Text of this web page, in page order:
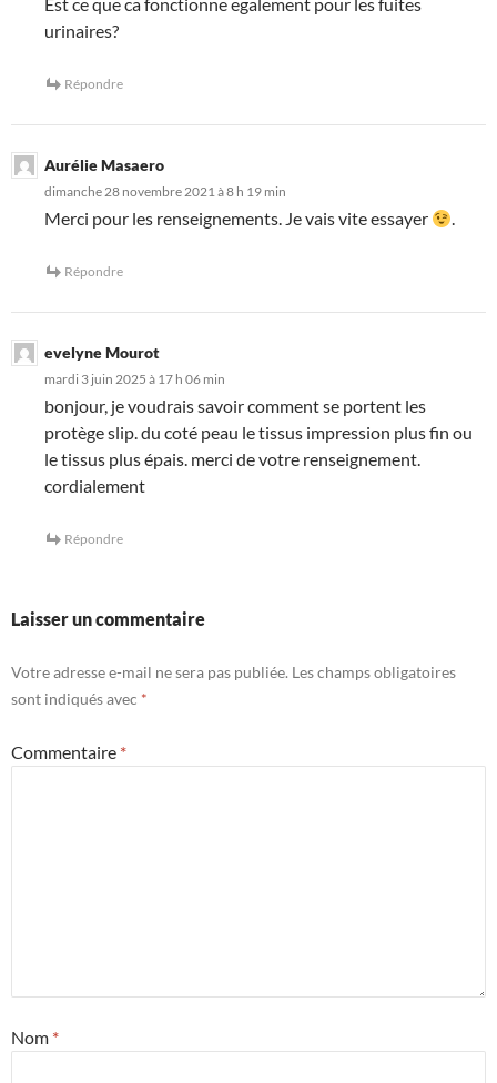
urinaires?
Répondre
Aurélie Masaero
dimanche 28 novembre 2021 à 8 h 19 min
Merci pour les renseignements. Je vais vite essayer .
Répondre
evelyne Mourot
mardi 3 juin 2025 à 17 h 06 min
bonjour, je voudrais savoir comment se portent les
protège slip. du coté peau le tissus impression plus fin ou
le tissus plus épais. merci de votre renseignement.
cordialement
Répondre
Laisser un commentaire
Votre adresse e-mail ne sera pas publiée. Les champs obligatoires
sont indiqués avec *
Commentaire *
Nom *